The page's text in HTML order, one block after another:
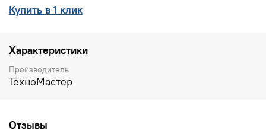
Купить в 1 клик
Характеристики
Производитель
ТехноМастер
Отзывы